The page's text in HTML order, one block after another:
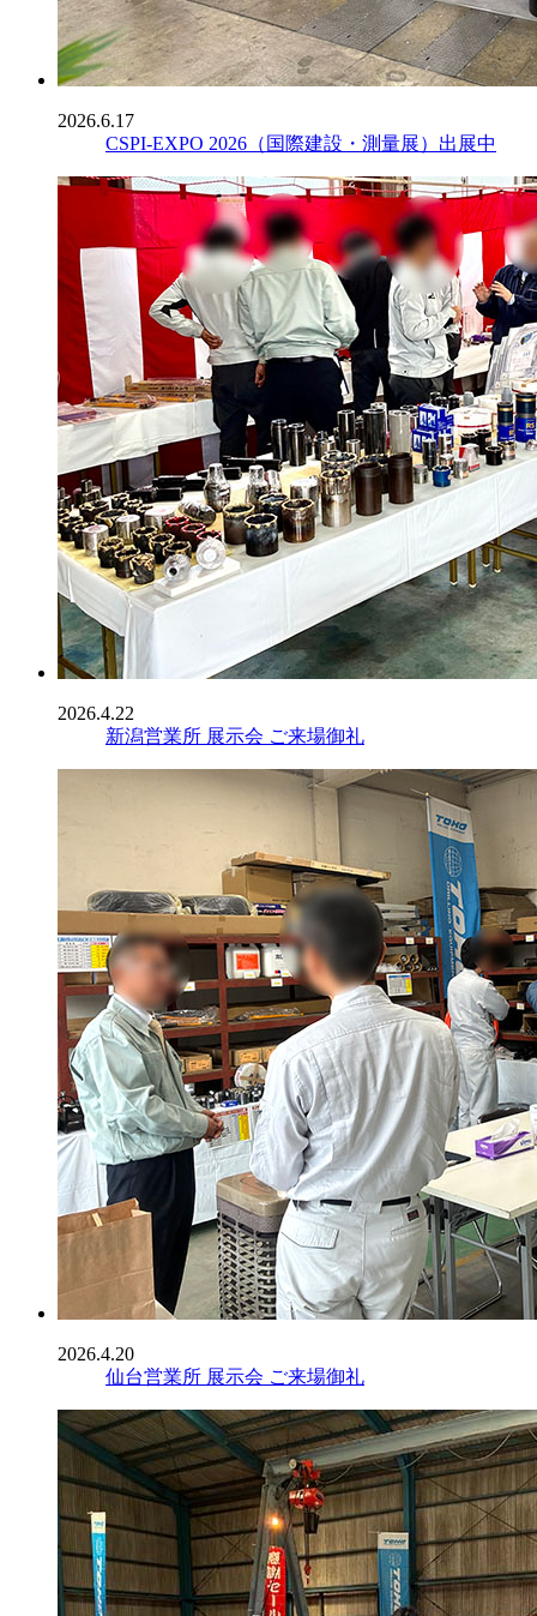
2026.6.17
CSPI-EXPO 2026（国際建設・測量展）出展中
2026.4.22
新潟営業所 展示会 ご来場御礼
2026.4.20
仙台営業所 展示会 ご来場御礼